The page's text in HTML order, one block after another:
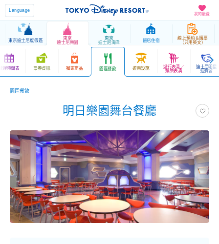
我的最愛
Language
東京迪士尼度假區
東京
迪士尼樂園
東京
迪士尼海洋
飯店住宿
線上預約＆購票
（只用英文）
運時間表 票券資訊 獨家商品 園區餐飲 遊樂設施 遊行表演／
娛樂表演
迪士尼明星
迎賓會
園區餐飲
明日樂園舞台餐廳